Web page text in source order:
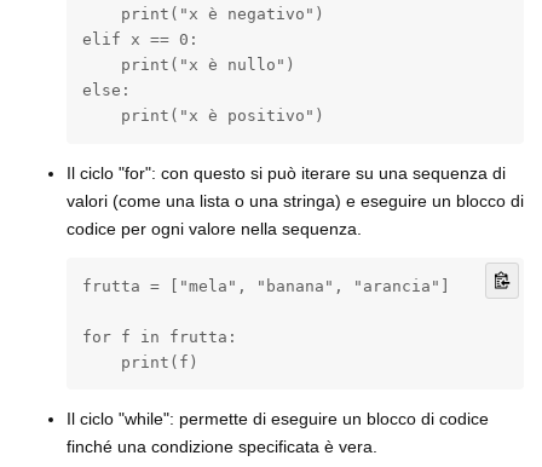
    print("x è negativo")
elif x == 0:
    print("x è nullo")
else:
    print("x è positivo")
Il ciclo "for": con questo si può iterare su una sequenza di
valori (come una lista o una stringa) e eseguire un blocco di
codice per ogni valore nella sequenza.
frutta = ["mela", "banana", "arancia"]
for f in frutta:
    print(f)
Il ciclo "while": permette di eseguire un blocco di codice
finché una condizione specificata è vera.